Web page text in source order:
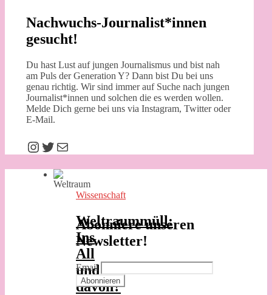
Nachwuchs-Journalist*innen
gesucht!
Du hast Lust auf jungen Journalismus und bist nah
am Puls der Generation Y? Dann bist Du bei uns
genau richtig. Wir sind immer auf Suche nach jungen
Journalist*innen und solchen die es werden wollen.
Melde Dich gerne bei uns via Instagram, Twitter oder
E-Mail.
Instagram
Twitter
E-Mail
Wissenschaft
Weltraummüll:
Ins
All
und
davon?
Abonniere unseren
Newsletter!
Email